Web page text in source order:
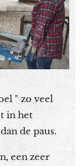
" zo veel
in het
de paus.
een zeer